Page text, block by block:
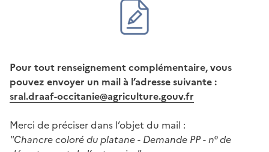
Pour tout renseignement complémentaire, vous
pouvez envoyer un mail à l’adresse suivante :
sral.draaf-occitanie@agriculture.gouv.fr
Merci de préciser dans l’objet du mail :
"Chancre coloré du platane - Demande PP - n° de